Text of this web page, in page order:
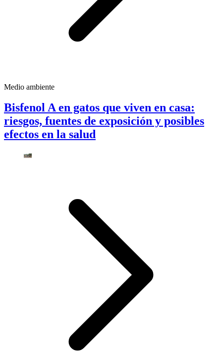
Medio ambiente
Bisfenol A en gatos que viven en casa:
riesgos, fuentes de exposición y posibles
efectos en la salud